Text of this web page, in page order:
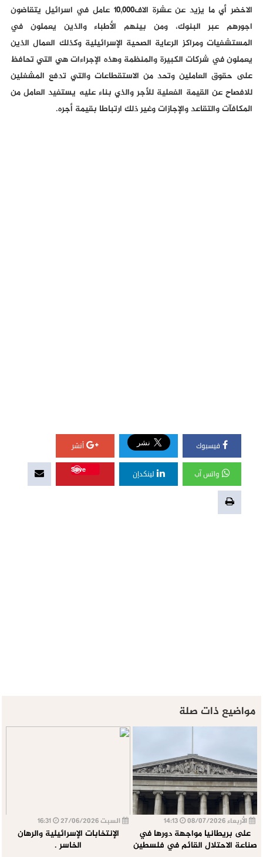
الاخضر أي ما يزيد عن عشرة الاف١٠,٠٠٠ عامل في اسرائيل يتقاضون
اجورهم عبر البنوك، ومن بينهم الأطباء والذين يعملون في
المستشفيات ومراكز الرعاية الصحية الإسرائيلية وكذلك العمال الذين
يعملون في شركات الكبيرة والمنظمة وهذه الإجراءات هي التي تحافظ
على حقوق العاملين وتحد من الاستقطاعات والتي تدفع المشغلين
للافصاح عن القيمة الفعلية للأجر والذي بناء عليه يستفيد العامل من
المكافآت والتقاعد والإجازات وغير ذلك ارتباطا بقيمة أجره.
فيسبوك أنشر
واتس آب لينكدإن
Save
مواضيع ذات صلة
الأربعاء 08/07/2026
على بريطانيا مواجهة دورها في
صناعة الاحتلال القائم في فلسطين
السبت 27/06/2026
الإنتخابات الإسرائيلية والرهان
الخاسر .